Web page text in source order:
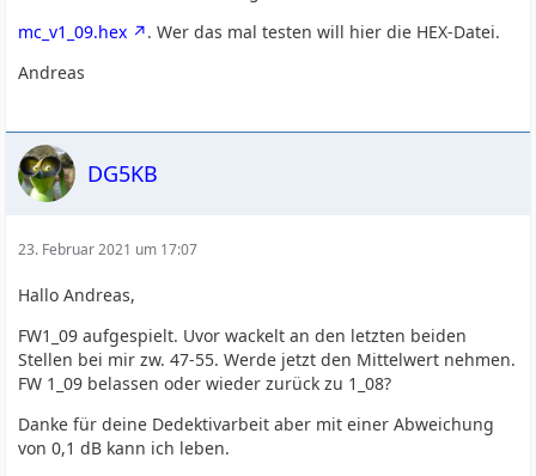
mc_v1_09.hex
. Wer das mal testen will hier die HEX-Datei.
Andreas
DG5KB
23. Februar 2021 um 17:07
Hallo Andreas,
FW1_09 aufgespielt. Uvor wackelt an den letzten beiden
Stellen bei mir zw. 47-55. Werde jetzt den Mittelwert nehmen.
FW 1_09 belassen oder wieder zurück zu 1_08?
Danke für deine Dedektivarbeit aber mit einer Abweichung
von 0,1 dB kann ich leben.